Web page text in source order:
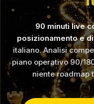
90 minuti live
posizionamento e
italiano. Analisi
piano operativo 90/
niente roadmap